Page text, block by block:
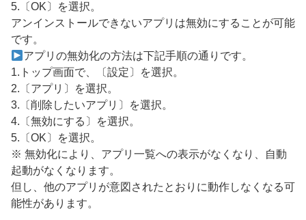
5.〔OK〕を選択。
アンインストールできないアプリは無効にすることが可能
です。
アプリの無効化の方法は下記手順の通りです。
1.トップ画面で、〔設定〕を選択。
2.〔アプリ〕を選択。
3.〔削除したいアプリ〕を選択。
4.〔無効にする〕を選択。
5.〔OK〕を選択。
※ 無効化により、アプリ一覧への表示がなくなり、自動
起動がなくなります。
但し、他のアプリが意図されたとおりに動作しなくなる可
能性があります。